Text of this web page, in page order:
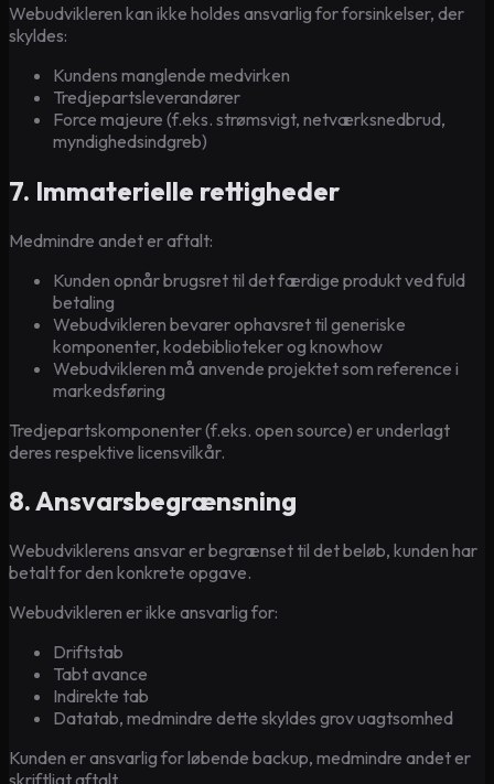
Webudvikleren kan ikke holdes ansvarlig for forsinkelser, der
skyldes:
Kundens manglende medvirken
Tredjepartsleverandører
Force majeure (f.eks. strømsvigt, netværksnedbrud,
myndighedsindgreb)
7. Immaterielle rettigheder
Medmindre andet er aftalt:
Kunden opnår brugsret til det færdige produkt ved fuld
betaling
Webudvikleren bevarer ophavsret til generiske
komponenter, kodebiblioteker og knowhow
Webudvikleren må anvende projektet som reference i
markedsføring
Tredjepartskomponenter (f.eks. open source) er underlagt
deres respektive licensvilkår.
8. Ansvarsbegrænsning
Webudviklerens ansvar er begrænset til det beløb, kunden har
betalt for den konkrete opgave.
Webudvikleren er ikke ansvarlig for:
Driftstab
Tabt avance
Indirekte tab
Datatab, medmindre dette skyldes grov uagtsomhed
Kunden er ansvarlig for løbende backup, medmindre andet er